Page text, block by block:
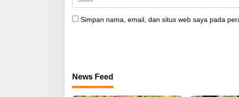
Simpan nama, email, dan situs web saya pada
News Feed